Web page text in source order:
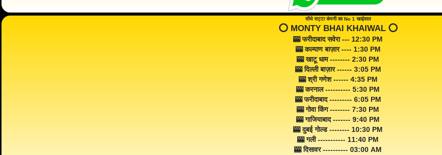
सीधे सट्टा कंपनी का No 1 खाईवाल
⭕️ MONTY BHAI KHAIWAL ⭕️
🎰 फरीदाबाद सवेरा --- 12:30 PM
🎰 कल्याण बाज़ार ---- 1:30 PM
🎰 खाटू धाम -------- 2:30 PM
🎰 दिल्ली बाज़ार ------ 3:05 PM
🎰 श्री गणेश ------ 4:35 PM
🎰 करनाल ---------- 5:30 PM
🎰 फरीदाबाद --------- 6:05 PM
🎰 गोवा किंग -------- 7:30 PM
🎰 गाजियाबाद ------- 9:40 PM
🎰 दुबई गोल्ड -------- 10:30 PM
🎰 गली ----------- 11:40 PM
🎰 दिसावर ---------- 03:00 AM